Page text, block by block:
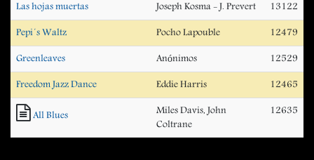
Las hojas muertas Joseph Kosma - J. Prevert 13122
Pepi´s Waltz Pocho Lapouble 12479
Greenleaves Anónimos 12529
Freedom Jazz Dance Eddie Harris 12465
All Blues
Miles Davis, John
Coltrane
12635